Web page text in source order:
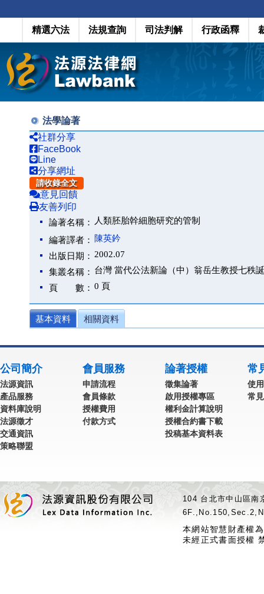
精選六法 法規查詢 司法判解 行政函釋
法學論著
社群分享
FaceBook
Line
分享網址
請收錄全文
意見回饋
友善列印
論著名稱： 人類胚胎幹細胞研究的管制
編著譯者：
陳英鈐
出版日期： 2002.07
集叢名稱： 台灣 當代公法新論（中）翁岳生教授七秩
頁 數： 0 頁
基本資料 相關資料
公司簡介
法源資訊
產品服務
資料庫說明
法源徵才
交通資訊
策略聯盟
會員服務
申請流程
會員條款
授權費用
付款方式
論著授權
徵集論著
啟用授權專區
權利金計算說明
授權合約書下載
投稿基本資料表
常
使
常
104 台北市中山區
本網站智慧財產權
未經正式書面授權